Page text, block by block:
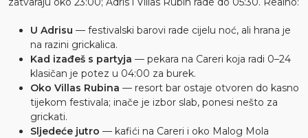
U Adrisu — festivalski barovi rade cijelu noć, ali hrana je
na razini grickalica.
Kad izađeš s partyja — pekara na Careri koja radi 0–24
klasičan je potez u 04:00 za burek.
Oko Villas Rubina — resort bar ostaje otvoren do kasno
tijekom festivala; inače je izbor slab, ponesi nešto za
grickati.
Sljedeće jutro — kafići na Careri i oko Malog Mola